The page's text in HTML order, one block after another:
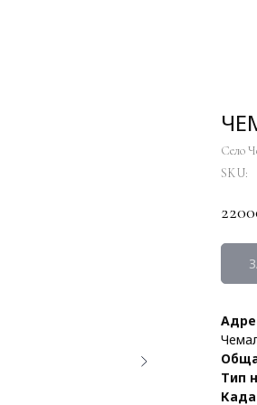
Село
SKU:
Тип